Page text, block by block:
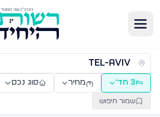
דירות למכירה ולהשכרה —
3 חד׳ מחיר סוג נכס
שמור חיפוש